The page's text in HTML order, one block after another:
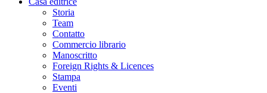
Storia
Team
Contatto
Commercio librario
Manoscritto
Foreign Rights & Licences
Stampa
Eventi